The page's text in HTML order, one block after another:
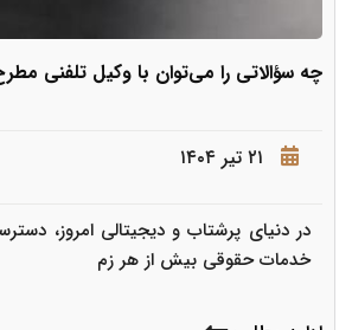
چه سؤالاتی را می‌توان با وکیل تلفنی
۲۱ تیر ۱۴۰۴
در دنیای پرشتاب و دیجیتالی امروز،
خدمات حقوقی بیش از هر زم